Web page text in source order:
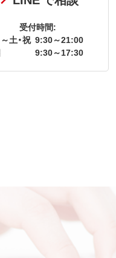
受付時間:
土・祝 9:30～21:00
9:30～17:30